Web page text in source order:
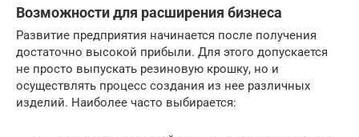
Возможности для расширения бизнеса
Развитие предприятия начинается после получения
достаточно высокой прибыли. Для этого допускается
не просто выпускать резиновую крошку, но и
осуществлять процесс создания из нее различных
изделий. Наиболее часто выбирается: